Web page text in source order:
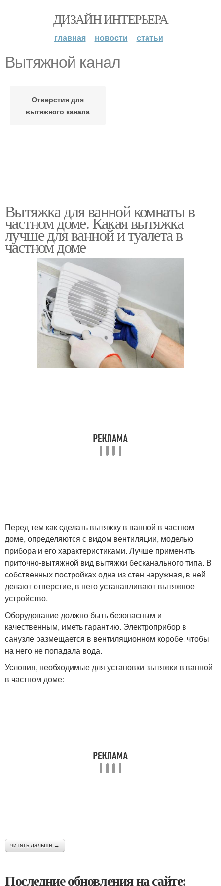
ДИЗАЙН ИНТЕРЬЕРА
главная новости статьи
Вытяжной канал
Отверстия для
вытяжного канала
Вытяжка для ванной комнаты в
частном доме. Какая вытяжка
лучше для ванной и туалета в
частном доме
Перед тем как сделать вытяжку в ванной в частном
доме, определяются с видом вентиляции, моделью
прибора и его характеристиками. Лучше применить
приточно-вытяжной вид вытяжки бесканального типа. В
собственных постройках одна из стен наружная, в ней
делают отверстие, в него устанавливают вытяжное
устройство.
Оборудование должно быть безопасным и
качественным, иметь гарантию. Электроприбор в
санузле размещается в вентиляционном коробе, чтобы
на него не попадала вода.
Условия, необходимые для установки вытяжки в ванной
в частном доме:
читать дальше →
Последние обновления на сайте: